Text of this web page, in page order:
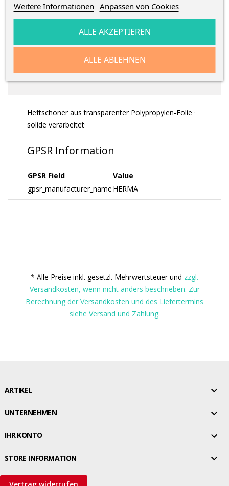
ARTIKELDETAILS
Heftschoner aus transparenter Polypropylen-Folie ·
solide verarbeitet·
GPSR Information
GPSR Field
Value
gpsr_manufacturer_name HERMA
* Alle Preise inkl. gesetzl. Mehrwertsteuer und zzgl.
Versandkosten, wenn nicht anders beschrieben. Zur
Berechnung der Versandkosten und des Liefertermins
siehe Versand und Zahlung.
ARTIKEL 
UNTERNEHMEN 
IHR KONTO 
STORE INFORMATION 
Weitere Informationen Anpassen von Cookies
ALLE ABLEHNEN
ALLE AKZEPTIEREN